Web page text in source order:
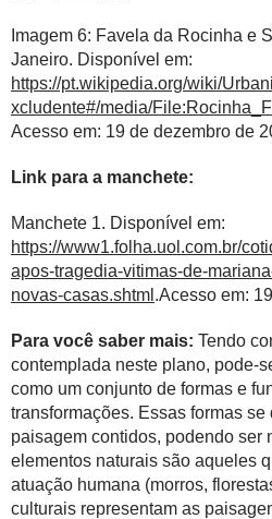
Imagem 6: Favela da Rocinha e
Janeiro. Disponível em:
https://pt.wikipedia.org/wiki/
xcludente#/media/
Acesso em: 19 de dezembro de
Link para a manchete:
Manchete 1. Disponível em:
https://www1.folha.uol.com.br/
apos-tragedia-vitimas-de-
novas-casas.shtml .Acesso em:
Para você saber mais: Tendo
contemplada neste plano, pode-
como um conjunto de formas e
transformações. Essas formas
paisagem contidos, podendo ser
elementos naturais são aqueles
atuação humana (morros,
culturais representam as